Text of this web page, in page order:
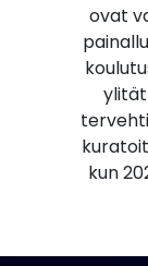
ovat
ylität
kun